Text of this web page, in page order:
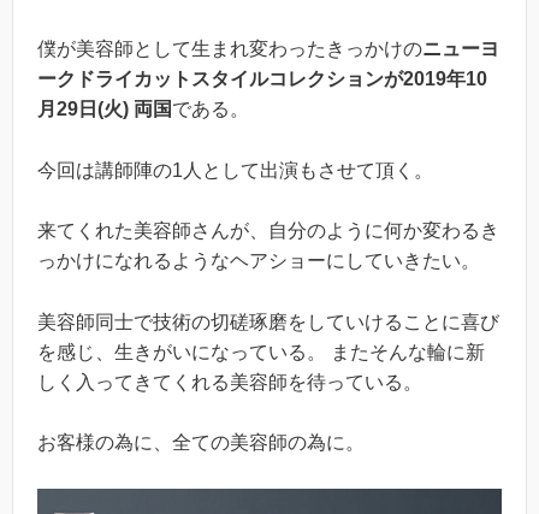
僕が美容師として生まれ変わったきっかけのニューヨ
ークドライカットスタイルコレクションが2019年10
月29日(火) 両国である。
今回は講師陣の1人として出演もさせて頂く。
来てくれた美容師さんが、自分のように何か変わるき
っかけになれるようなヘアショーにしていきたい。
美容師同士で技術の切磋琢磨をしていけることに喜び
を感じ、生きがいになっている。 またそんな輪に新
しく入ってきてくれる美容師を待っている。
お客様の為に、全ての美容師の為に。